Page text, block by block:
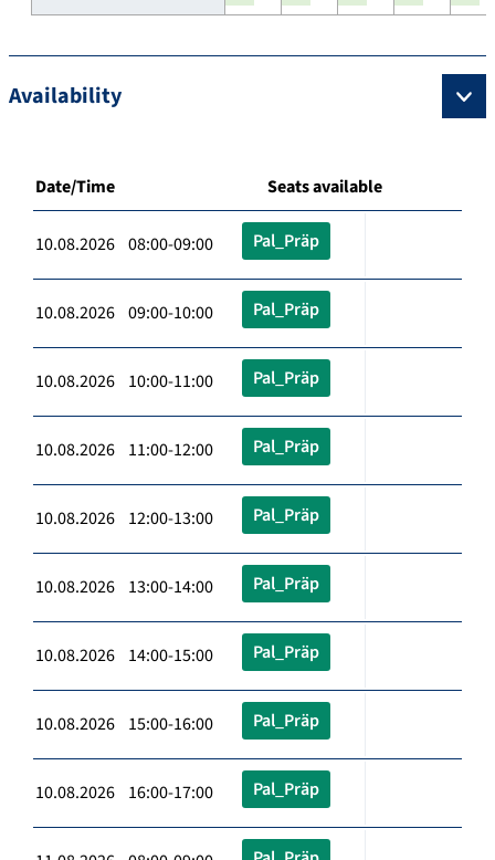
Availability
Date/Time Seats available
10.08.2026 08:00-09:00 Pal_Präp
10.08.2026 09:00-10:00 Pal_Präp
10.08.2026 10:00-11:00 Pal_Präp
10.08.2026 11:00-12:00 Pal_Präp
10.08.2026 12:00-13:00 Pal_Präp
10.08.2026 13:00-14:00 Pal_Präp
10.08.2026 14:00-15:00 Pal_Präp
10.08.2026 15:00-16:00 Pal_Präp
10.08.2026 16:00-17:00 Pal_Präp